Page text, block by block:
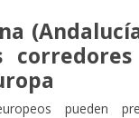
pueden